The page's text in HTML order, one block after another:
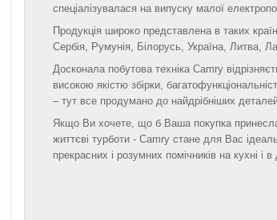
спеціалізувалася на випуску малої
Продукція широко представлена в таких
Сербія, Румунія, Білорусь, Україна, Литва,
Досконала побутова техніка Camry
високою якістю збірки,
– тут все продумано до найдрібніших
Якщо Ви хочете, що б Ваша покупка
життєві турботи - Camry стане для Вас
прекрасних і розумних помічників на кухні і